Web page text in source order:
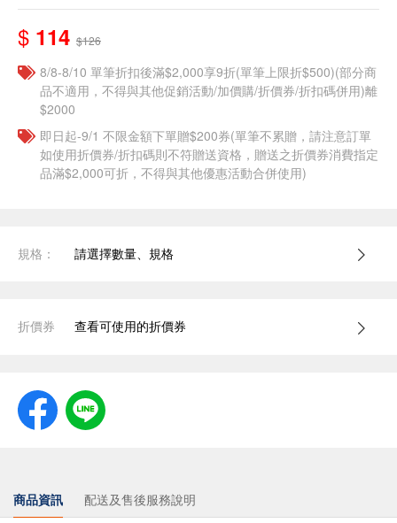
$ 114 $126
8/8-8/10 單筆折扣後滿$2,000享9折(單筆上限折$500)(部分商
品不適用，不得與其他促銷活動/加價購/折價券/折扣碼併用)離
$2000
即日起-9/1 不限金額下單贈$200券(單筆不累贈，請注意訂單
如使用折價券/折扣碼則不符贈送資格，贈送之折價券消費指定
品滿$2,000可折，不得與其他優惠活動合併使用)
規格： 請選擇數量、規格
折價券 查看可使用的折價券
商品資訊 配送及售後服務說明